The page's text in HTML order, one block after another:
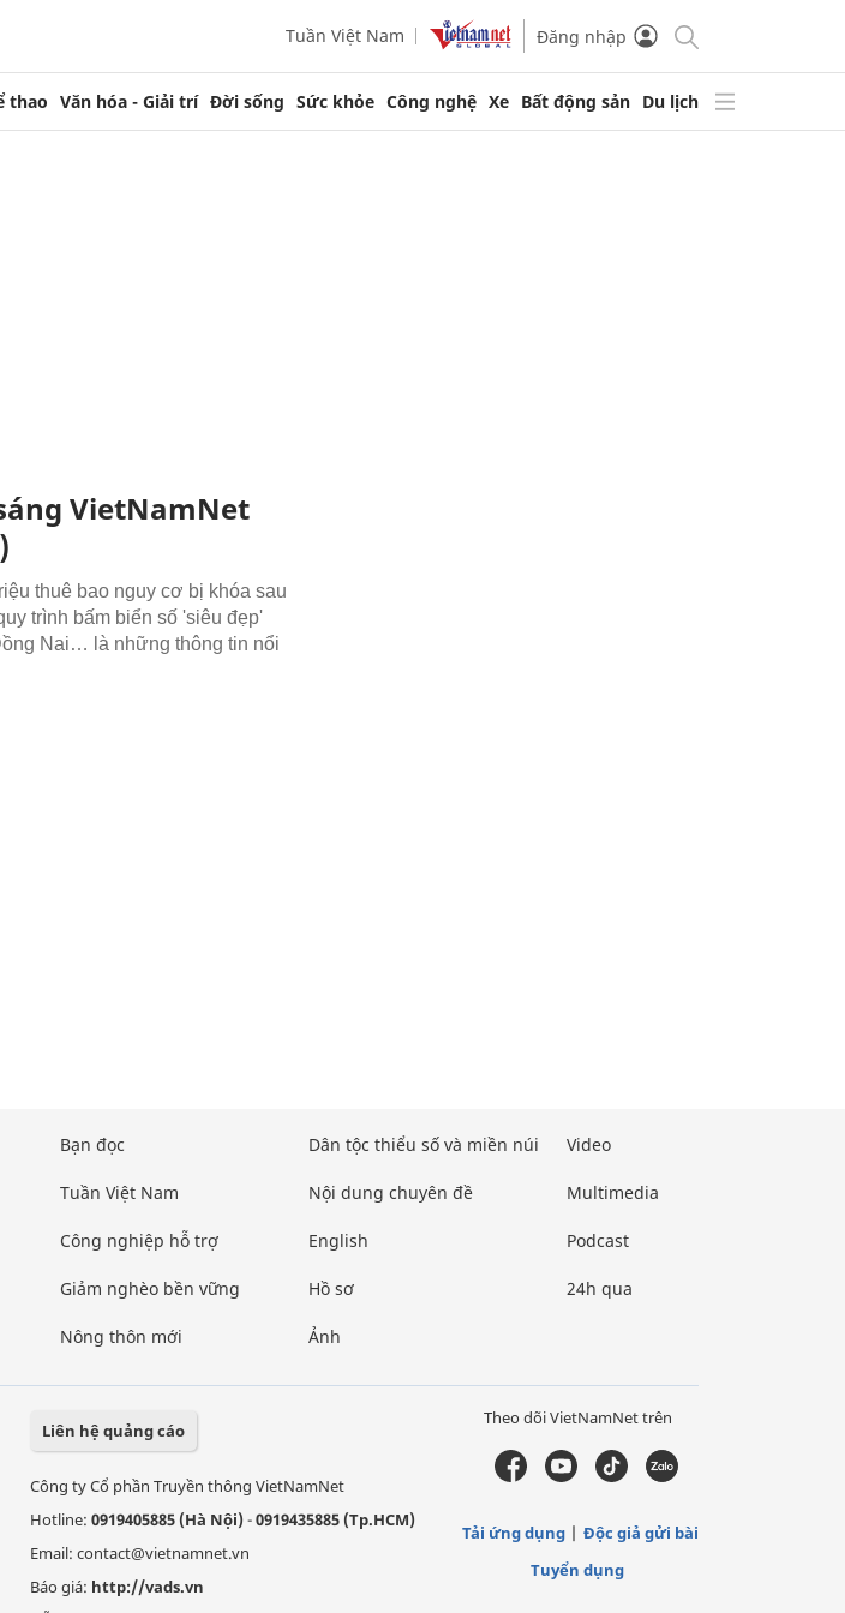
Tuần Việt Nam Đăng nhập
thao Văn hóa - Giải trí Đời sống Sức khỏe Công nghệ Xe Bất động sản Du lịch
VietNamNet
thuê bao nguy cơ bị khóa sau
trình bấm biển số 'siêu đẹp'
Nai… là những thông tin nổi
Bạn đọc
Tuần Việt Nam
Công nghiệp hỗ trợ
Giảm nghèo bền vững
Nông thôn mới
Dân tộc thiểu số và miền núi
Nội dung chuyên đề
English
Hồ sơ
Ảnh
Video
Multimedia
Podcast
24h qua
Liên hệ quảng cáo
Công ty Cổ phần Truyền thông VietNamNet
Hotline: 0919405885 (Hà Nội)-0919435885 (Tp.HCM)
Email: contact@vietnamnet.vn
Báo giá: http://vads.vn
Theo dõi VietNamNet trên
Tải ứng dụng
Độc giả gửi bài
Tuyển dụng